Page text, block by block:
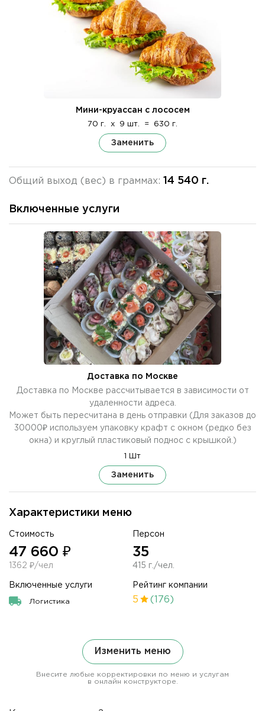
Характеристики меню
Стоимость
47 660 ₽
1362 ₽/чел
Персон
35
415 г./чел.
Включенные услуги
Логистика
Рейтинг компании
5 (176)
Мини-круассан с лососем
70 г. x 9 шт. = 630 г.
Заменить
Общий выход (вес) в граммах: 14 540 г.
Изменить меню
Внесите любые корректировки по меню и услугам
в онлайн конструкторе.
Включенные услуги
Доставка по Москве
Доставка по Москве рассчитывается в зависимости от
удаленности адреса.
Может быть пересчитана в день отправки (Для заказов до
30000₽ используем упаковку крафт с окном (редко без
окна) и круглый пластиковый поднос с крышкой.)
1 Шт
Заменить